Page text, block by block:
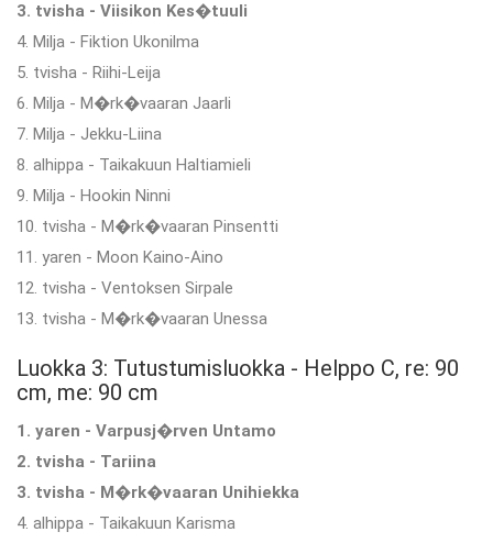
3. tvisha - Viisikon Kes�tuuli
4. Milja - Fiktion Ukonilma
5. tvisha - Riihi-Leija
6. Milja - M�rk�vaaran Jaarli
7. Milja - Jekku-Liina
8. alhippa - Taikakuun Haltiamieli
9. Milja - Hookin Ninni
10. tvisha - M�rk�vaaran Pinsentti
11. yaren - Moon Kaino-Aino
12. tvisha - Ventoksen Sirpale
13. tvisha - M�rk�vaaran Unessa
Luokka 3: Tutustumisluokka - Helppo C, re: 90
cm, me: 90 cm
1. yaren - Varpusj�rven Untamo
2. tvisha - Tariina
3. tvisha - M�rk�vaaran Unihiekka
4. alhippa - Taikakuun Karisma